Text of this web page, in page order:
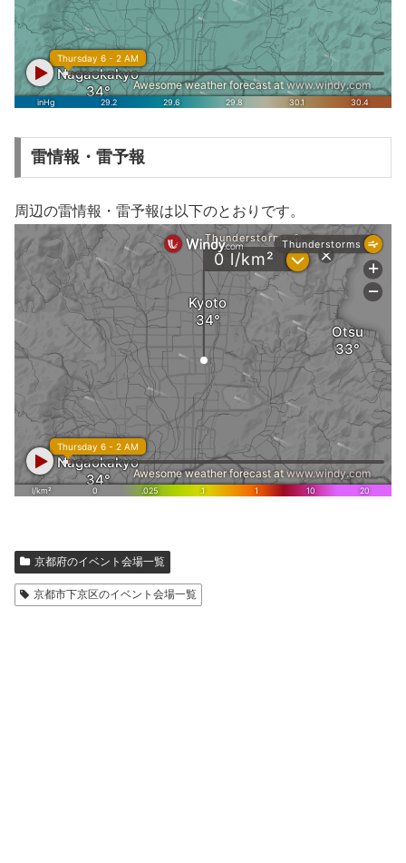
雷情報・雷予報
周辺の雷情報・雷予報は以下のとおりです。
京都府のイベント会場一覧
京都市下京区のイベント会場一覧